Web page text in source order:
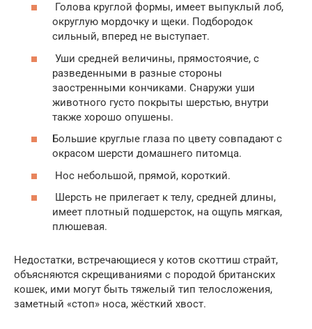
Голова круглой формы, имеет выпуклый лоб,
округлую мордочку и щеки. Подбородок
сильный, вперед не выступает.
Уши средней величины, прямостоячие, с
разведенными в разные стороны
заостренными кончиками. Снаружи уши
животного густо покрыты шерстью, внутри
также хорошо опушены.
Большие круглые глаза по цвету совпадают с
окрасом шерсти домашнего питомца.
Нос небольшой, прямой, короткий.
Шерсть не прилегает к телу, средней длины,
имеет плотный подшерсток, на ощупь мягкая,
плюшевая.
Недостатки, встречающиеся у котов скоттиш страйт,
объясняются скрещиваниями с породой британских
кошек, ими могут быть тяжелый тип телосложения,
заметный «стоп» носа, жёсткий хвост.